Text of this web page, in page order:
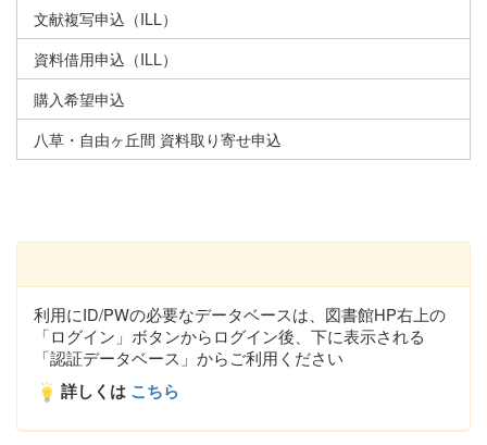
文献複写申込（ILL）
資料借用申込（ILL）
購入希望申込
八草・自由ヶ丘間 資料取り寄せ申込
利用にID/PWの必要なデータベースは、図書館HP右上の
「ログイン」ボタンからログイン後、下に表示される
「認証データベース」からご利用ください
詳しくは こちら